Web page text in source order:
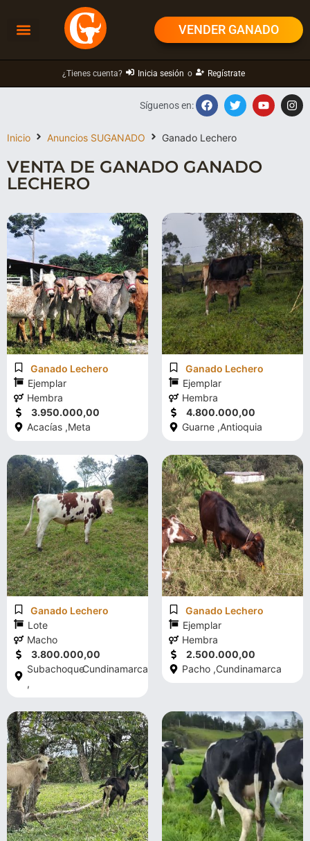
VENDER GANADO
¿Tienes cuenta? Inicia sesión o Regístrate
Inicio Anuncios SUGANADO Ganado Lechero
Síguenos en:
VENTA DE GANADO GANADO
LECHERO
Ganado Lechero
Ejemplar
Hembra
3.950.000,00
Acacías ,Meta
Ganado Lechero
Ejemplar
Hembra
4.800.000,00
Guarne ,Antioquia
Ganado Lechero
Lote
Macho
3.800.000,00
Subachoque
,
Cundinamarca
Ganado Lechero
Ejemplar
Hembra
2.500.000,00
Pacho ,Cundinamarca